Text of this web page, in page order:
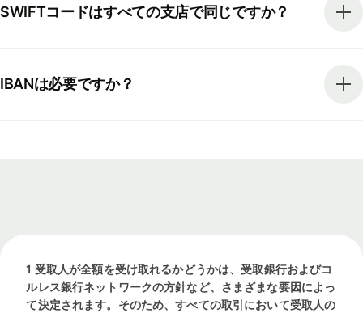
SWIFTコードはすべての支店で同じですか？
IBANは必要ですか？
1 受取人が全額を受け取れるかどうかは、受取銀行およびコ
ルレス銀行ネットワークの方針など、さまざまな要因によっ
て決定されます。そのため、すべての取引において受取人の